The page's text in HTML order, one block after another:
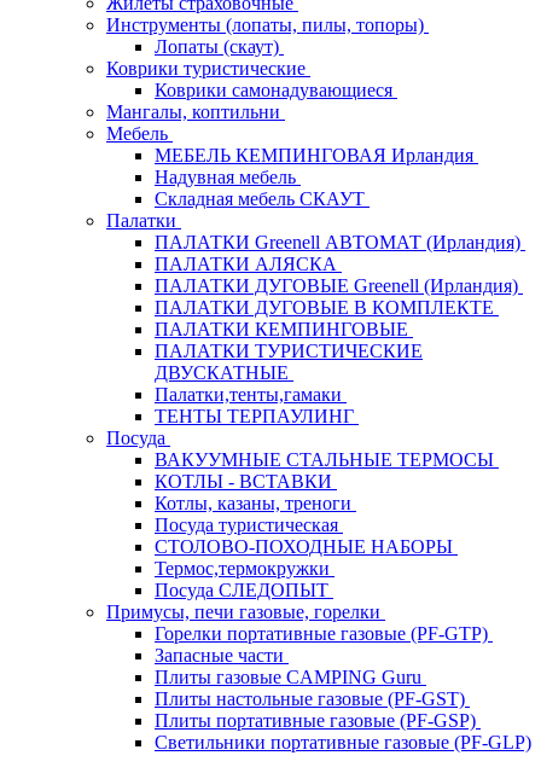
Инструменты (лопаты, пилы, топоры)
Лопаты (скаут)
Коврики туристические
Коврики самонадувающиеся
Мангалы, коптильни
Мебель
МЕБЕЛЬ КЕМПИНГОВАЯ Ирландия
Надувная мебель
Складная мебель СКАУТ
Палатки
ПАЛАТКИ Greenell АВТОМАТ (Ирландия)
ПАЛАТКИ АЛЯСКА
ПАЛАТКИ ДУГОВЫЕ Greenell (Ирландия)
ПАЛАТКИ ДУГОВЫЕ В КОМПЛЕКТЕ
ПАЛАТКИ КЕМПИНГОВЫЕ
ПАЛАТКИ ТУРИСТИЧЕСКИЕ
ДВУСКАТНЫЕ
Палатки,тенты,гамаки
ТЕНТЫ ТЕРПАУЛИНГ
Посуда
ВАКУУМНЫЕ СТАЛЬНЫЕ ТЕРМОСЫ
КОТЛЫ - ВСТАВКИ
Котлы, казаны, треноги
Посуда туристическая
СТОЛОВО-ПОХОДНЫЕ НАБОРЫ
Термос,термокружки
Посуда СЛЕДОПЫТ
Примусы, печи газовые, горелки
Горелки портативные газовые (PF-GTP)
Запасные части
Плиты газовые CAMPING Guru
Плиты настольные газовые (PF-GST)
Плиты портативные газовые (PF-GSP)
Светильники портативные газовые (PF-GLP)